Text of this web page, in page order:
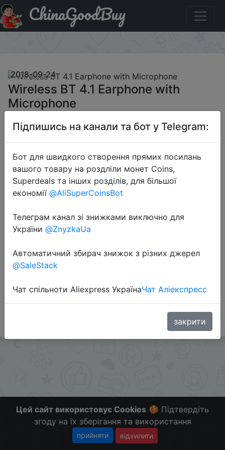
Знижка на Wireless BT 4.1 Earphone with Microphone
ChinaGoodBuy
2018-09-24
Wireless BT 4.1 Earphone with
Microphone
$3.95
Sale
Перейти до магазину
Додаткова інформація відсутня.
каналі:
Цей сайт використовує Cookies 🍪 Підтвердіть
згоду на їх зберігання та використання
прийняти відхилити
Підпишись на канали та бот у Telegram:
Бот для швидкого створення прямих посилань
вашого товару на роздліли монет Coins,
Superdeals та інших розділів, для більшої
економії @AliSuperCoinsBot
Телеграм канал зі знижками виключно для
України @ZnyzkaUa
Автоматичний збирач знижок з різних джерел
@SaleStack
Чат спільноти Aliexpress УкраїнаЧат Аліекспресс
закрити